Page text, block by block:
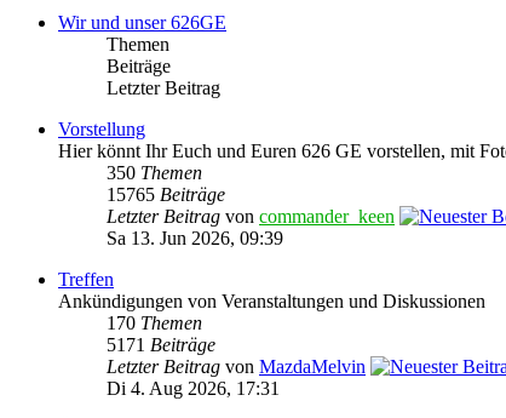
Wir und unser 626GE
Themen
Beiträge
Letzter Beitrag
Vorstellung
Hier könnt Ihr Euch und Euren 626 GE vorstellen, mit
350 Themen
15765 Beiträge
Letzter Beitrag von commander_keen
Sa 13. Jun 2026, 09:39
Treffen
Ankündigungen von Veranstaltungen und Diskussionen
170 Themen
5171 Beiträge
Letzter Beitrag von MazdaMelvin
Di 4. Aug 2026, 17:31